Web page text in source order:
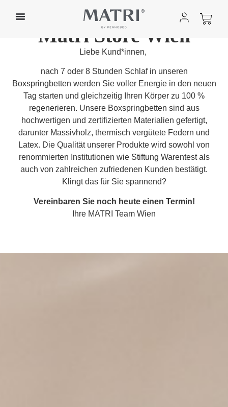
Matri Store Wien
Liebe Kund*innen,
nach 7 oder 8 Stunden Schlaf in unseren
Boxspringbetten werden Sie voller Energie in den neuen
Tag starten und gleichzeitig Ihren Körper zu 100 %
regenerieren. Unsere Boxspringbetten sind aus
hochwertigen und zertifizierten Materialien gefertigt,
darunter Massivholz, thermisch vergütete Federn und
Latex. Die Qualität unserer Produkte wird sowohl von
renommierten Institutionen wie Stiftung Warentest als
auch von zahlreichen zufriedenen Kunden bestätigt.
Klingt das für Sie spannend?
Vereinbaren Sie noch heute einen Termin!
Ihre MATRI Team Wien